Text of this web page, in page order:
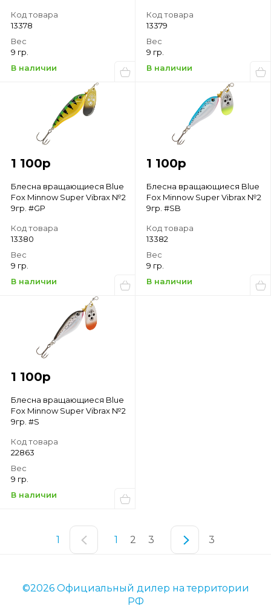
Код товара
13378
Вес
9 гр.
В наличии
Код товара
13379
Вес
9 гр.
В наличии
1 100р
Блесна вращающиеся Blue
Fox Minnow Super Vibrax №2
9гр. #GP
Код товара
13380
Вес
9 гр.
В наличии
1 100р
Блесна вращающиеся Blue
Fox Minnow Super Vibrax №2
9гр. #SB
Код товара
13382
Вес
9 гр.
В наличии
1 100р
Блесна вращающиеся Blue
Fox Minnow Super Vibrax №2
9гр. #S
Код товара
22863
Вес
9 гр.
В наличии
1 1 2 3 3
©2026 Официальный дилер на территории
РФ